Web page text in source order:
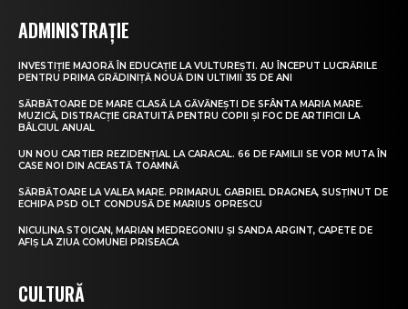
ADMINISTRAȚIE
INVESTIȚIE MAJORĂ ÎN EDUCAȚIE LA VULTUREȘTI. AU ÎNCEPUT LUCRĂRILE
PENTRU PRIMA GRĂDINIȚĂ NOUĂ DIN ULTIMII 35 DE ANI
SĂRBĂTOARE DE MARE CLASĂ LA GĂVĂNEȘTI DE SFÂNTA MARIA MARE.
MUZICĂ, DISTRACȚIE GRATUITĂ PENTRU COPII ȘI FOC DE ARTIFICII LA
BÂLCIUL ANUAL
UN NOU CARTIER REZIDENȚIAL LA CARACAL. 66 DE FAMILII SE VOR MUTA ÎN
CASE NOI DIN ACEASTĂ TOAMNĂ
SĂRBĂTOARE LA VALEA MARE. PRIMARUL GABRIEL DRAGNEA, SUSȚINUT DE
ECHIPA PSD OLT CONDUSĂ DE MARIUS OPRESCU
NICULINA STOICAN, MARIAN MEDREGONIU ȘI SANDA ARGINT, CAPETE DE
AFIȘ LA ZIUA COMUNEI PRISEACA
CULTURĂ